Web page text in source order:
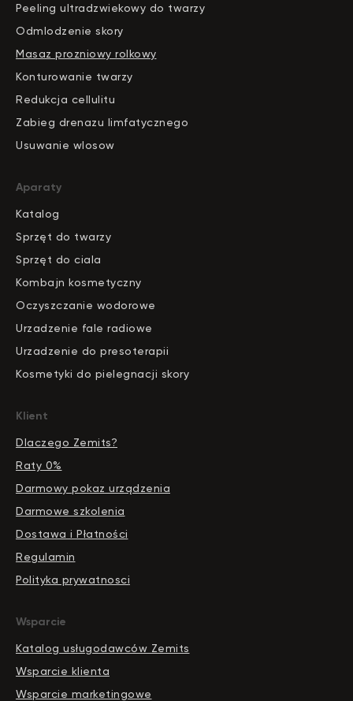
Peeling ultradzwiekowy do twarzy
Odmlodzenie skory
Masaz prozniowy rolkowy
Konturowanie twarzy
Redukcja cellulitu
Zabieg drenazu limfatycznego
Usuwanie wlosow
Aparaty
Katalog
Sprzęt do twarzy
Sprzęt do ciala
Kombajn kosmetyczny
Oczyszczanie wodorowe
Urzadzenie fale radiowe
Urzadzenie do presoterapii
Kosmetyki do pielegnacji skory
Klient
Dlaczego Zemits?
Raty 0%
Darmowy pokaz urządzenia
Darmowe szkolenia
Dostawa i Płatności
Regulamin
Polityka prywatnosci
Wsparcie
Katalog usługodawców Zemits
Wsparcie klienta
Wsparcie marketingowe